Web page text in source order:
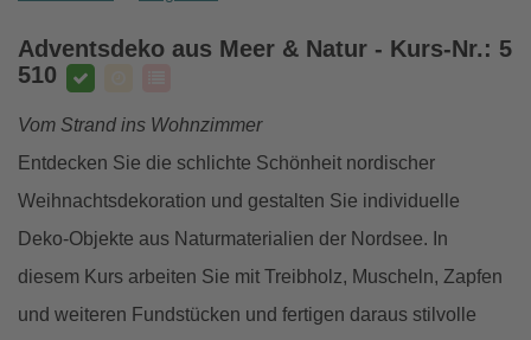
Adventsdeko aus Meer & Natur - Kurs-Nr.: 5
510
Vom Strand ins Wohnzimmer
Entdecken Sie die schlichte Schönheit nordischer
Weihnachtsdekoration und gestalten Sie individuelle
Deko-Objekte aus Naturmaterialien der Nordsee. In
diesem Kurs arbeiten Sie mit Treibholz, Muscheln, Zapfen
und weiteren Fundstücken und fertigen daraus stilvolle